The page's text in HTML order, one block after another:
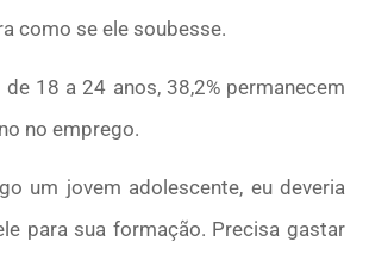
como se ele soubesse.
18 a 24 anos, 38,2% permanecem
no emprego.
um jovem adolescente, eu deveria
para sua formação. Precisa gastar